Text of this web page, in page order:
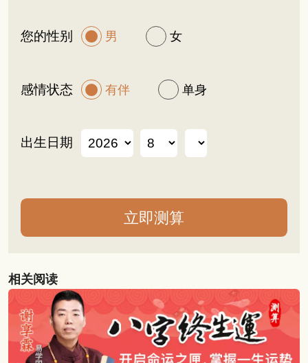
您的性别 男 女
感情状态 有伴 单身
出生日期
相关阅读